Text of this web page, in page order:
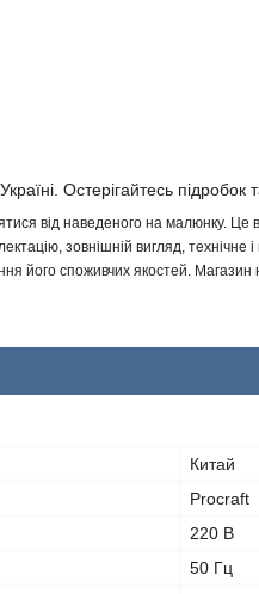
Остерігайтесь підробок
від наведеного на малюнку.
зовнішній вигляд,
його споживчих якостей. Магазин
Китай
Procraft
220 В
50 Гц